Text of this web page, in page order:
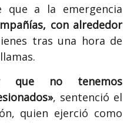
que a la emergencia
con alrededor
tras una hora de
que no tenemos
, sentenció el
quien ejerció como